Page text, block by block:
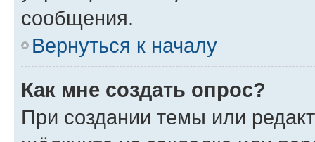
сообщения.
Вернуться к началу
Как мне создать опрос?
При создании темы или